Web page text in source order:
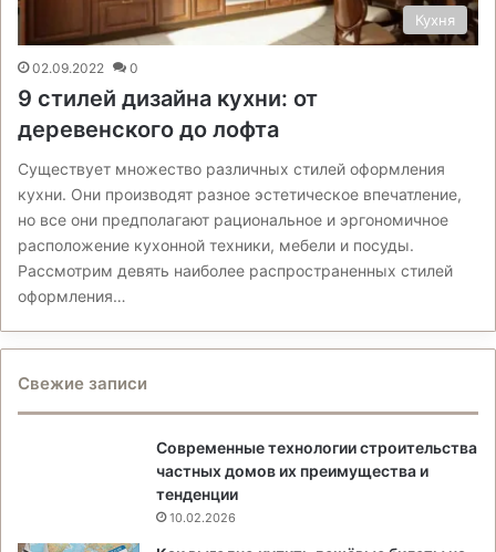
Кухня
02.09.2022 0
9 стилей дизайна кухни: от
деревенского до лофта
Существует множество различных стилей оформления
кухни. Они производят разное эстетическое впечатление,
но все они предполагают рациональное и эргономичное
расположение кухонной техники, мебели и посуды.
Рассмотрим девять наиболее распространенных стилей
оформления…
Свежие записи
Современные технологии строительства
частных домов их преимущества и
тенденции
10.02.2026